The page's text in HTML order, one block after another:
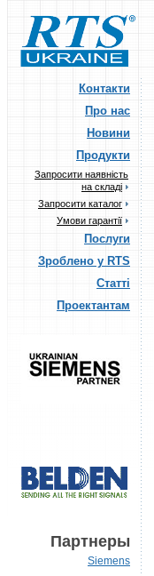
Контакти
Про нас
Новини
Продукти
Запросити наявність
на складі
Запросити каталог
Умови гарантії
Послуги
Зроблено у RTS
Статті
Проектантам
Партнеры
Siemens